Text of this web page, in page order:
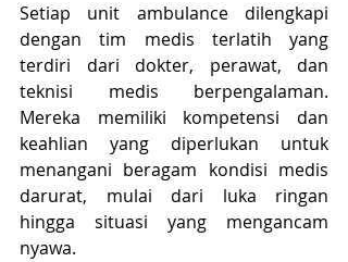
Setiap unit ambulance dilengkapi
dengan tim medis terlatih yang
terdiri dari dokter, perawat, dan
teknisi medis berpengalaman.
Mereka memiliki kompetensi dan
keahlian yang diperlukan untuk
menangani beragam kondisi medis
darurat, mulai dari luka ringan
hingga situasi yang mengancam
nyawa.